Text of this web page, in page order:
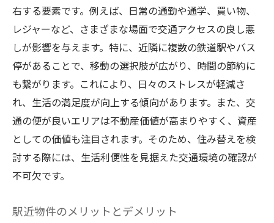
右する要素です。例えば、日常の通勤や通学、買い物、
レジャーなど、さまざまな場面で交通アクセスの良し悪
しが影響を与えます。特に、近隣に複数の鉄道駅やバス
停があることで、移動の選択肢が広がり、時間の節約に
も繋がります。これにより、日々のストレスが軽減さ
れ、生活の満足度が向上する傾向があります。また、交
通の便が良いエリアは不動産価値が高まりやすく、資産
としての価値も注目されます。そのため、住み替えを検
討する際には、生活利便性を見据えた交通環境の確認が
不可欠です。
駅近物件のメリットとデメリット